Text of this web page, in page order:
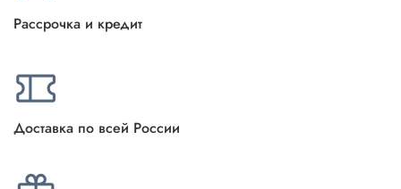
Рассрочка и кредит
Доставка по всей России